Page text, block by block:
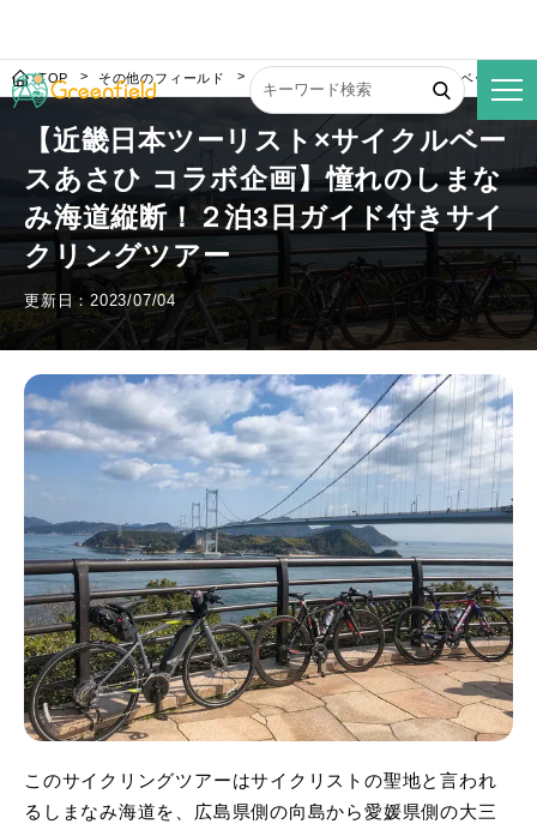
TOP その他のフィールド 【近畿日本ツーリスト×サイクルベースあ
【近畿日本ツーリスト×サイクルベー
スあさひ コラボ企画】憧れのしまな
み海道縦断！２泊3日ガイド付きサイ
クリングツアー
更新日：2023/07/04
このサイクリングツアーはサイクリストの聖地と言われ
るしまなみ海道を、広島県側の向島から愛媛県側の大三